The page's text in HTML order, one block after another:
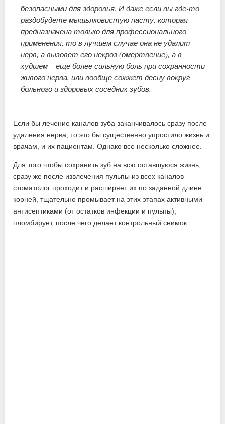
безопасными для здоровья. И даже если вы где-то
раздобудете мышьяковистую пасту, которая
предназначена только для профессионального
применения, то в лучшем случае она не удалит
нерв, а вызовет его некроз (омертвение), а в
худшем – еще более сильную боль при сохранности
живого нерва, или вообще сожжет десну вокруг
больного и здоровых соседних зубов.
Если бы лечение каналов зуба заканчивалось сразу после
удаления нерва, то это бы существенно упростило жизнь и
врачам, и их пациентам. Однако все несколько сложнее.
Для того чтобы сохранить зуб на всю оставшуюся жизнь,
сразу же после извлечения пульпы из всех каналов
стоматолог проходит и расширяет их по заданной длине
корней, тщательно промывает на этих этапах активными
антисептиками (от остатков инфекции и пульпы),
пломбирует, после чего делает контрольный снимок.